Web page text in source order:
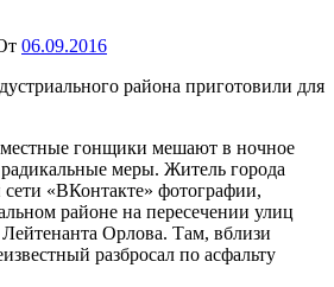
06.09.2016
гонщики мешают в ночное
меры. Житель города
«ВКонтакте» фотографии,
районе на пересечении улиц
Орлова. Там, вблизи
разбросал по асфальту